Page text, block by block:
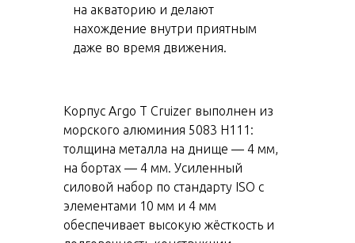
на акваторию и делают
нахождение внутри приятным
даже во время движения.
Корпус Argo T Cruizer выполнен из
морского алюминия 5083 H111:
толщина металла на днище — 4 мм,
на бортах — 4 мм. Усиленный
силовой набор по стандарту ISO с
элементами 10 мм и 4 мм
обеспечивает высокую жёсткость и